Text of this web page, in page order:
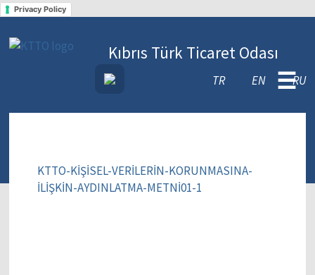
Privacy Policy
Kıbrıs Türk Ticaret Odası
TR EN RU
☰
KTTO-KİŞİSEL-VERİLERİN-KORUNMASINA-
İLİŞKİN-AYDINLATMA-METNİ01-1